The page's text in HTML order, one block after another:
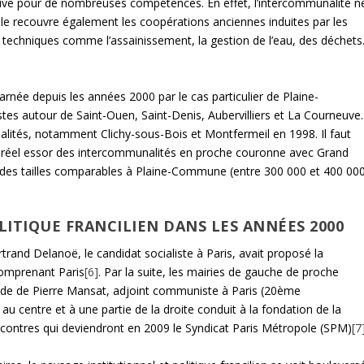
pour de nombreuses compétences. En effet, l’intercommunalité
recouvre également les coopérations anciennes induites par les
comme l’assainissement, la gestion de l’eau, des déchets.
depuis les années 2000 par le cas particulier de Plaine-
autour de Saint-Ouen, Saint-Denis, Aubervilliers et La Courneuve.
notamment Clichy-sous-Bois et Montfermeil en 1998. Il faut
essor des intercommunalités en proche couronne avec Grand
tailles comparables à Plaine-Commune (entre 300 000 et 400 000
FRANCILIEN DANS LES ANNÉES 2000
Delanoë, le candidat socialiste à Paris, avait proposé la
Paris[6]. Par la suite, les mairies de gauche de proche
de Pierre Mansat, adjoint communiste à Paris (20ème
centre et à une partie de la droite conduit à la fondation de la
qui deviendront en 2009 le Syndicat Paris Métropole (SPM)